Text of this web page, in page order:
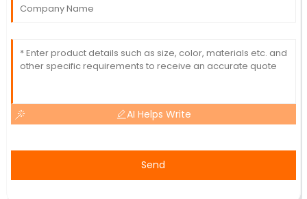
AI Helps Write
Send